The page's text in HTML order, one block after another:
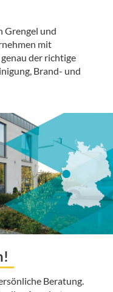
Grengel und
mit
der richtige
Brand- und
Beratung.